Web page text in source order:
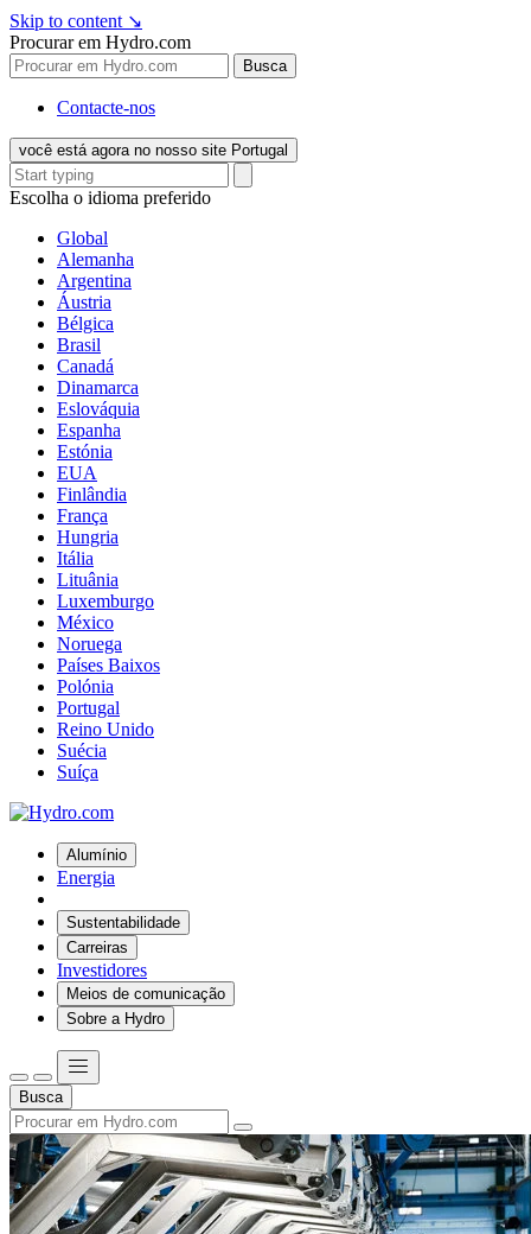
Skip to content ↘
Procurar em Hydro.com
Busca
Contacte-nos
você está agora no nosso site Portugal
Escolha o idioma preferido
Global
Alemanha
Argentina
Áustria
Bélgica
Brasil
Canadá
Dinamarca
Eslováquia
Espanha
Estónia
EUA
Finlândia
França
Hungria
Itália
Lituânia
Luxemburgo
México
Noruega
Países Baixos
Polónia
Portugal
Reino Unido
Suécia
Suíça
Alumínio
Energia
Sustentabilidade
Carreiras
Investidores
Meios de comunicação
Sobre a Hydro
Busca